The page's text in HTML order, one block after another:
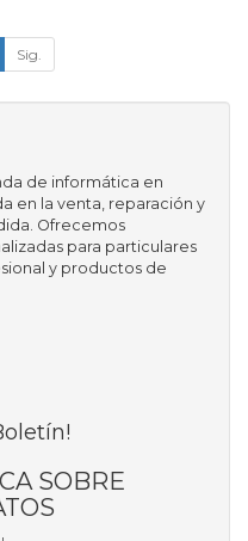
Sig.
de informática en
en la venta, reparación y
Ofrecemos
para particulares
y productos de
SOBRE